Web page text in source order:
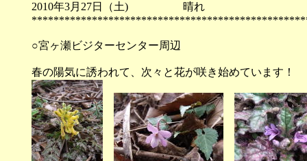
2010年3月27日（土)
○宮ヶ瀬ビジターセンター周辺
春の陽気に誘われて、次々と花が咲き始めています！